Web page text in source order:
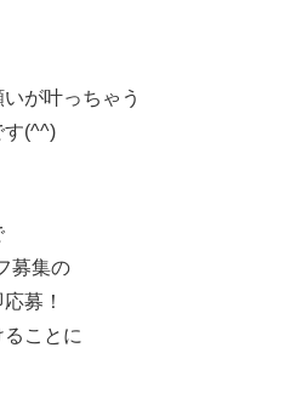
が叶っちゃう
す(^^)
募集の
募！
ことに